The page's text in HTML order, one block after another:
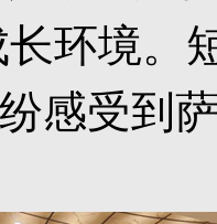
环境。
感受到